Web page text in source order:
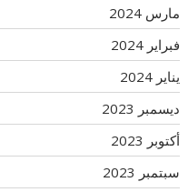
مارس 2024
فبراير 2024
يناير 2024
ديسمبر 2023
أكتوبر 2023
سبتمبر 2023